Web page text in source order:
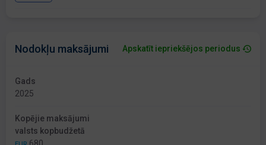
Nodokļu maksājumi Apskatīt iepriekšējos periodus
Gads
2025
Kopējie maksājumi
valsts kopbudžetā